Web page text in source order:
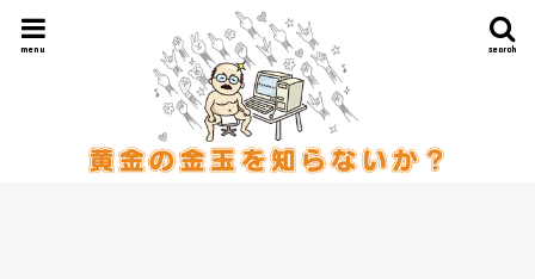
search
menu